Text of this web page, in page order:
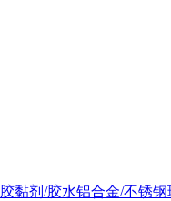
胶黏剂/胶水铝合金/不锈钢